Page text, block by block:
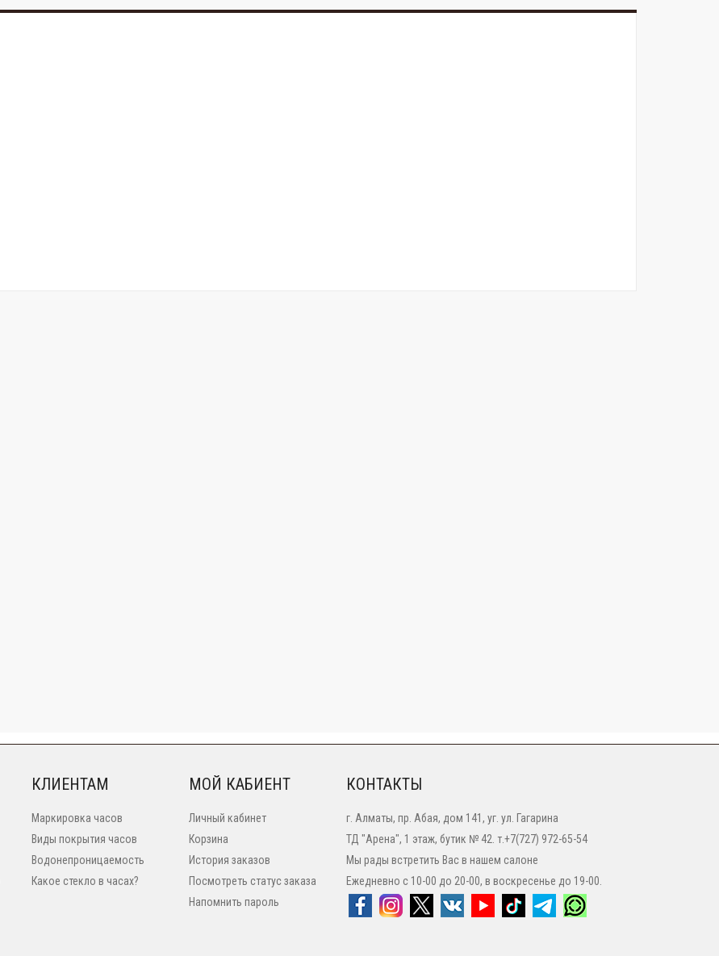
КЛИЕНТАМ
Маркировка часов
Виды покрытия часов
Водонепроницаемость
Какое стекло в часах?
МОЙ КАБИЕНТ
Личный кабинет
Корзина
История заказов
Посмотреть статус заказа
Напомнить пароль
КОНТАКТЫ
г. Алматы, пр. Абая, дом 141, уг. ул. Гагарина
ТД "Арена", 1 этаж, бутик № 42. т.+7(727) 972-65-54
Мы рады встретить Вас в нашем салоне
Ежедневно с 10-00 до 20-00, в воскресенье до 19-00.